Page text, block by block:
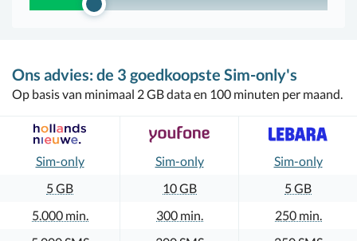
Ons advies: de 3 goedkoopste Sim-only's
Op basis van minimaal 2 GB data en 100 minuten per maand.
Sim-only Sim-only
Sim-only
5 GB
10 GB
5 GB
5.000
300
250